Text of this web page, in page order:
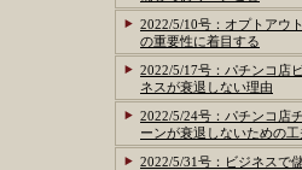
2022/5/10号：オプトアウ
の重要性に着目する
2022/5/17号：パチンコ店
ネスが衰退しない理由
2022/5/24号：パチンコ店
ーンが衰退しないための工
2022/5/31号：ビジネスで